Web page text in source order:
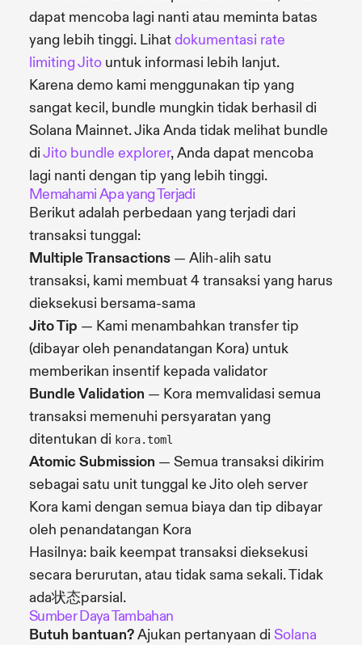
dapat mencoba lagi nanti atau meminta batas
yang lebih tinggi. Lihatdokumentasi rate
limiting Jito untuk informasi lebih lanjut.
Karena demo kami menggunakan tip yang
sangat kecil, bundle mungkin tidak berhasil di
Solana Mainnet. Jika Anda tidak melihat bundle
diJito bundle explorer, Anda dapat mencoba
lagi nanti dengan tip yang lebih tinggi.
Memahami Apa yang Terjadi
Berikut adalah perbedaan yang terjadi dari
transaksi tunggal:
Multiple Transactions — Alih-alih satu
transaksi, kami membuat 4 transaksi yang harus
dieksekusi bersama-sama
Jito Tip — Kami menambahkan transfer tip
(dibayar oleh penandatangan Kora) untuk
memberikan insentif kepada validator
Bundle Validation — Kora memvalidasi semua
transaksi memenuhi persyaratan yang
ditentukan di kora.toml
Atomic Submission — Semua transaksi dikirim
sebagai satu unit tunggal ke Jito oleh server
Kora kami dengan semua biaya dan tip dibayar
oleh penandatangan Kora
Hasilnya: baik keempat transaksi dieksekusi
secara berurutan, atau tidak sama sekali. Tidak
ada状态parsial.
Sumber Daya Tambahan
Butuh bantuan?Ajukan pertanyaan di Solana